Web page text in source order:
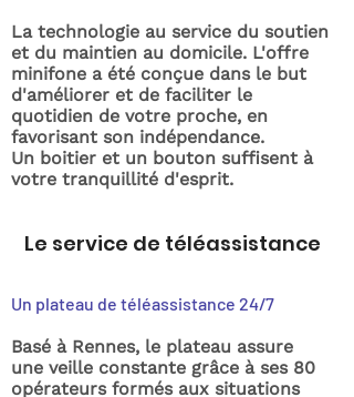
La technologie au service du soutien
et du maintien au domicile. L'offre
minifone a été conçue dans le but
d'améliorer et de faciliter le
quotidien de votre proche, en
favorisant son indépendance.
Un boitier et un bouton suffisent à
votre tranquillité d'esprit.
Le service de téléassistance
Un plateau de téléassistance 24/7
Basé à Rennes, le plateau assure
une veille constante grâce à ses 80
opérateurs formés aux situations